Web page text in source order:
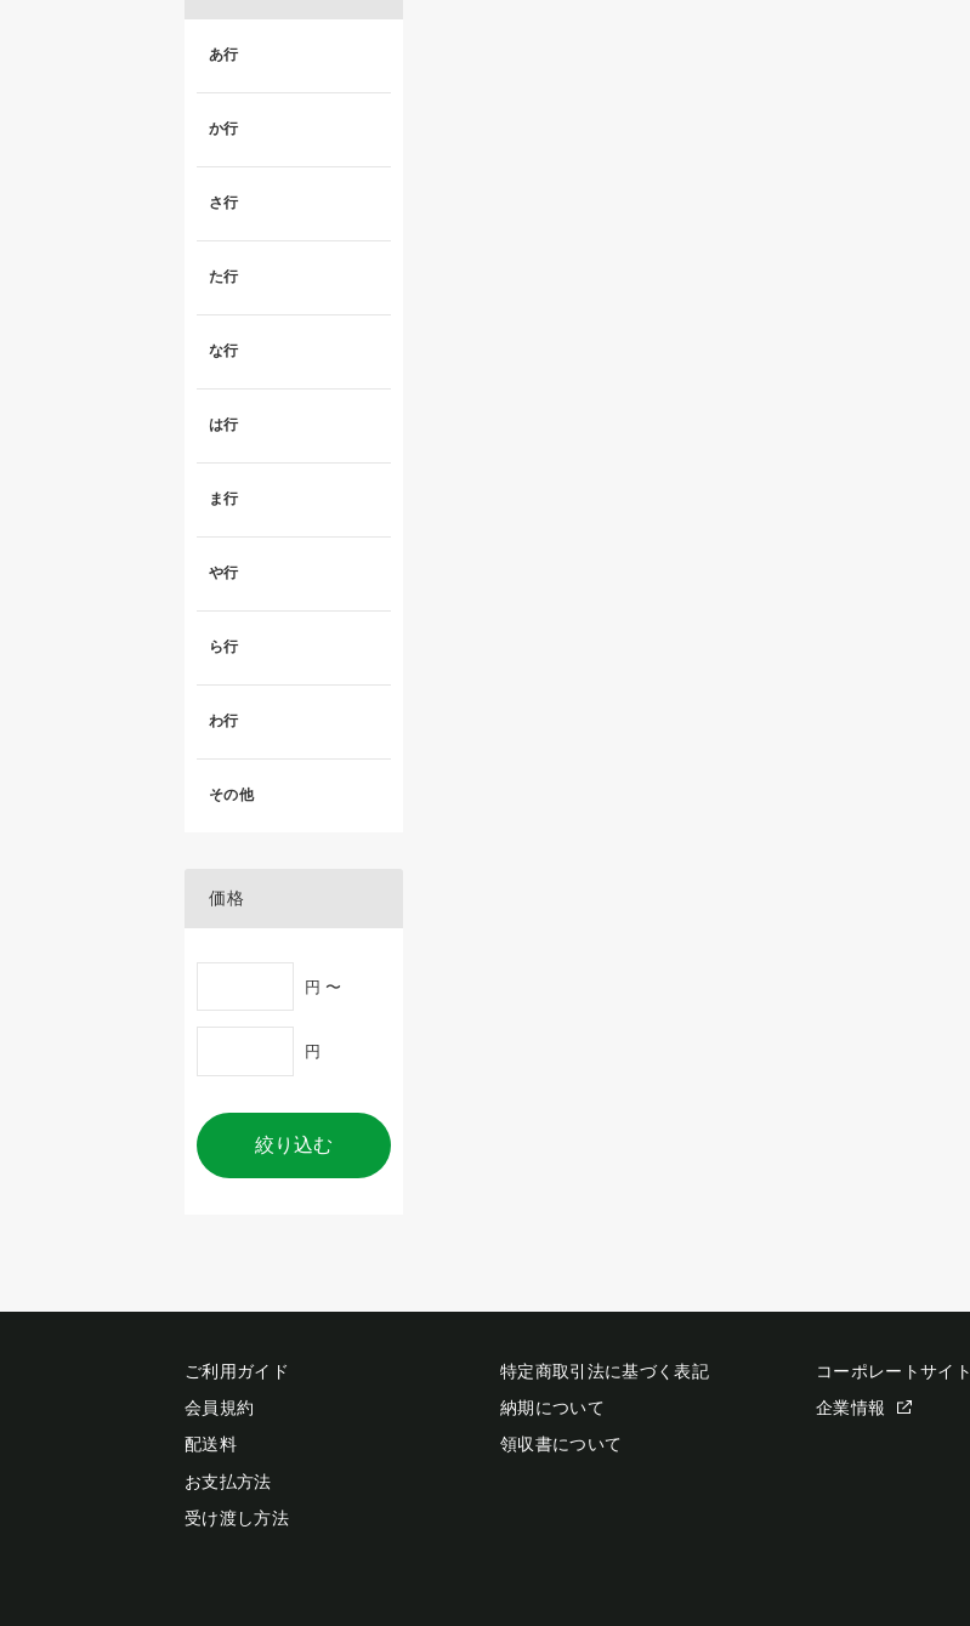
あ行
か行
さ行
た行
な行
は行
ま行
や行
ら行
わ行
その他
価格
円 〜
円
絞り込む
ご利用ガイド
会員規約
配送料
お支払方法
受け渡し方法
特定商取引法に基づく表記
納期について
領収書について
コーポレートサイト
企業情報